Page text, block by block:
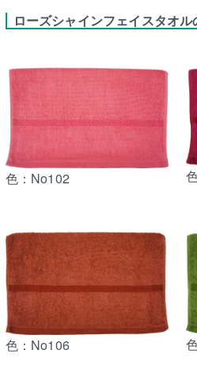
ローズシャインフェイスタオ
色：No102
色：No106